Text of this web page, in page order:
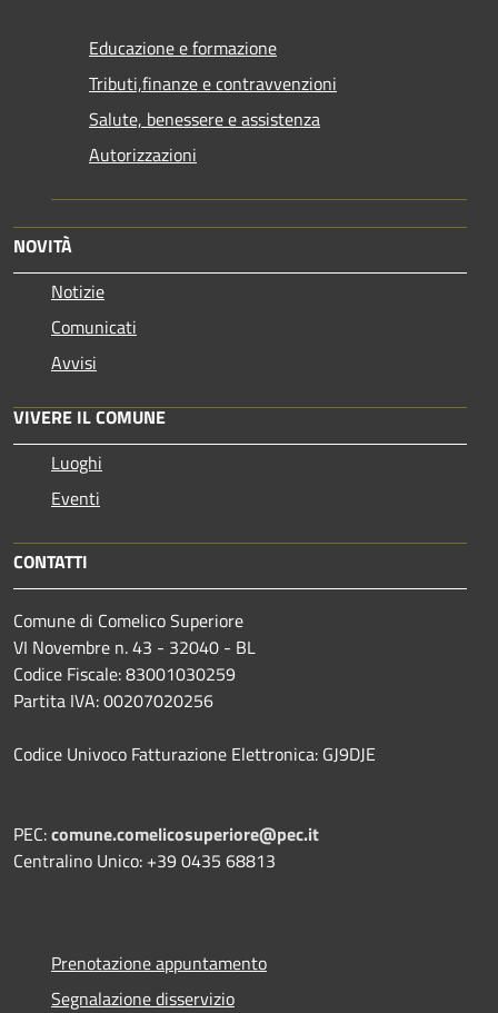
Educazione e formazione
Tributi,finanze e contravvenzioni
Salute, benessere e assistenza
Autorizzazioni
NOVITÀ
Notizie
Comunicati
Avvisi
VIVERE IL COMUNE
Luoghi
Eventi
CONTATTI
Comune di Comelico Superiore
VI Novembre n. 43 - 32040 - BL
Codice Fiscale: 83001030259
Partita IVA: 00207020256
Codice Univoco Fatturazione Elettronica: GJ9DJE
PEC:comune.comelicosuperiore@pec.it
Centralino Unico: +39 0435 68813
Prenotazione appuntamento
Segnalazione disservizio